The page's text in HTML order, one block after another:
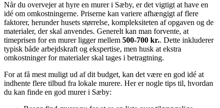
Når du overvejer at hyre en murer i Sæby, er det vigtigt at have en
idé om omkostningerne. Priserne kan variere afhængigt af flere
faktorer, herunder husets størrelse, kompleksiteten af opgaven og de
materialer, der skal anvendes. Generelt kan man forvente, at
timeprisen for en murer ligger mellem 500-700 kr.. Dette inkluderer
typisk både arbejdskraft og ekspertise, men husk at ekstra
omkostninger for materialer skal tages i betragtning.
For at få mest muligt ud af dit budget, kan det være en god idé at
indhente flere tilbud fra lokale murere. Her er nogle tips til, hvordan
du kan finde en god murer i Sæby: